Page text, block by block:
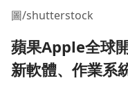
圖/shutterstock
蘋果Apple全球
新軟體、作業系